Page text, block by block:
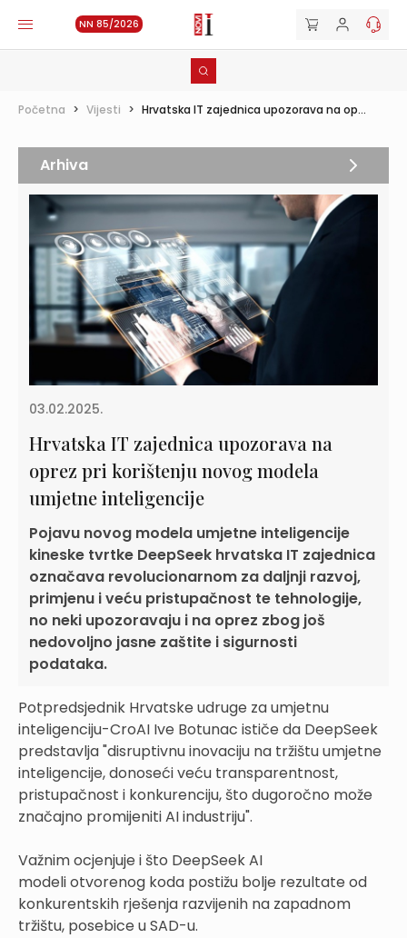
NN 85/2026
Početna > Vijesti > Hrvatska IT zajednica upozorava na op...
03.02.2025.
Hrvatska IT zajednica upozorava na
oprez pri korištenju novog modela
umjetne inteligencije
Pojavu novog modela umjetne inteligencije
kineske tvrtke DeepSeek hrvatska IT zajednica
označava revolucionarnom za daljnji razvoj,
primjenu i veću pristupačnost te tehnologije,
no neki upozoravaju i na oprez zbog još
nedovoljno jasne zaštite i sigurnosti
podataka.
Potpredsjednik Hrvatske udruge za umjetnu
inteligenciju-CroAI Ive Botunac ističe da DeepSeek
predstavlja "disruptivnu inovaciju na tržištu umjetne
inteligencije, donoseći veću transparentnost,
pristupačnost i konkurenciju, što dugoročno može
značajno promijeniti AI industriju".
Važnim ocjenjuje i što DeepSeek AI
modeli otvorenog koda postižu bolje rezultate od
konkurentskih rješenja razvijenih na zapadnom
tržištu, posebice u SAD-u.
Arhiva